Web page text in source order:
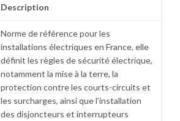
Description
Norme de référence pour les
installations électriques en France, elle
définit les règles de sécurité électrique,
notamment la mise à la terre, la
protection contre les courts-circuits et
les surcharges, ainsi que l’installation
des disjoncteurs et interrupteurs